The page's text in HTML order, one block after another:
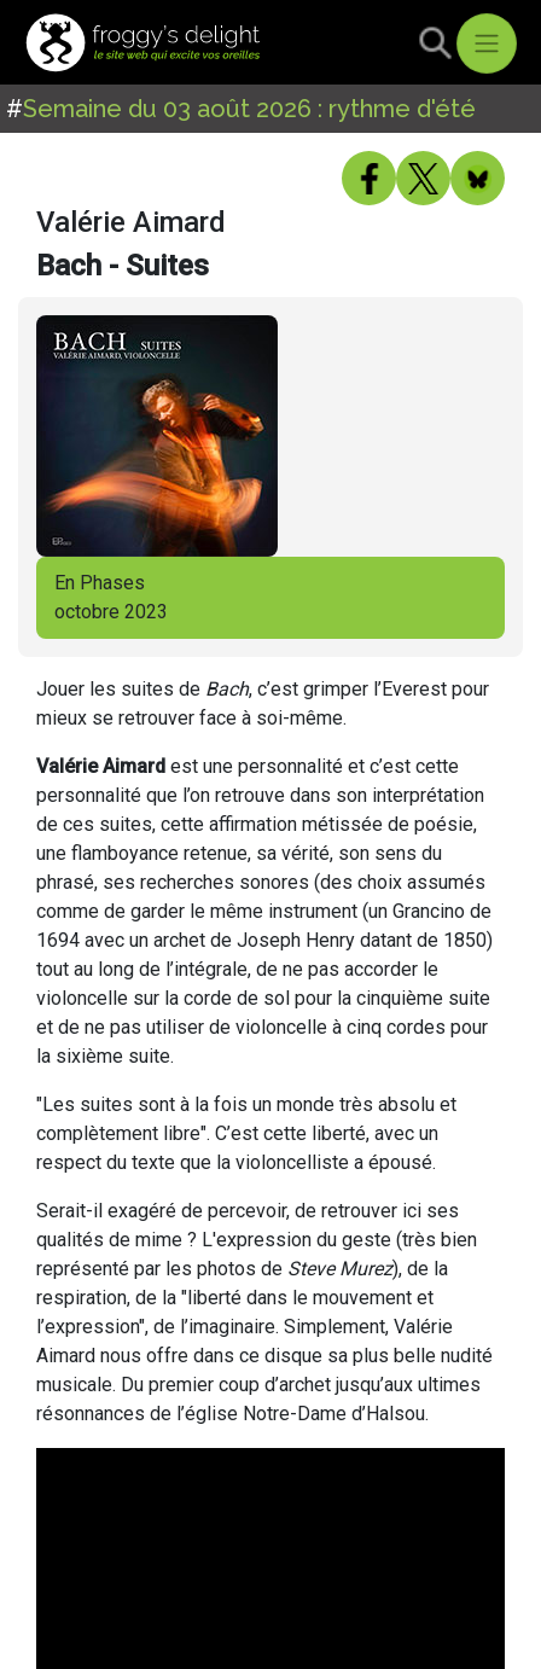
#Semaine du 03 août 2026 : rythme d'été
Valérie Aimard
Bach - Suites
En Phases
octobre 2023
Jouer les suites de Bach, c’est grimper l’Everest pour
mieux se retrouver face à soi-même.
Valérie Aimard est une personnalité et c’est cette
personnalité que l’on retrouve dans son interprétation
de ces suites, cette affirmation métissée de poésie,
une flamboyance retenue, sa vérité, son sens du
phrasé, ses recherches sonores (des choix assumés
comme de garder le même instrument (un Grancino de
1694 avec un archet de Joseph Henry datant de 1850)
tout au long de l’intégrale, de ne pas accorder le
violoncelle sur la corde de sol pour la cinquième suite
et de ne pas utiliser de violoncelle à cinq cordes pour
la sixième suite.
"Les suites sont à la fois un monde très absolu et
complètement libre". C’est cette liberté, avec un
respect du texte que la violoncelliste a épousé.
Serait-il exagéré de percevoir, de retrouver ici ses
qualités de mime ? L'expression du geste (très bien
représenté par les photos de Steve Murez), de la
respiration, de la "liberté dans le mouvement et
l’expression", de l’imaginaire. Simplement, Valérie
Aimard nous offre dans ce disque sa plus belle nudité
musicale. Du premier coup d’archet jusqu’aux ultimes
résonnances de l’église Notre-Dame d’Halsou.